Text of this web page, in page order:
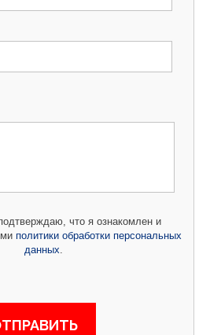
что я ознакомлен и
политики обработки персональных
данных